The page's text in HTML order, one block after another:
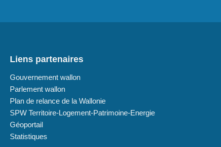
Liens partenaires
Gouvernement wallon
Parlement wallon
Plan de relance de la Wallonie
SPW Territoire-Logement-Patrimoine-Energie
Géoportail
Statistiques